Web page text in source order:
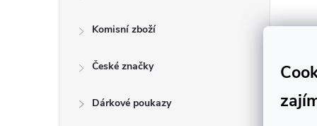
Komisní zboží
České značky
Dárkové poukazy